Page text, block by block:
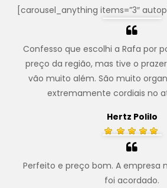
[carousel_anything items=”3″
Confesso que escolhi a Rafa por
preço da região, mas tive o
vão muito além. São muito
extremamente cordiais no
Hertz Polilo
Perfeito e preço bom. A empresa
foi acordado.